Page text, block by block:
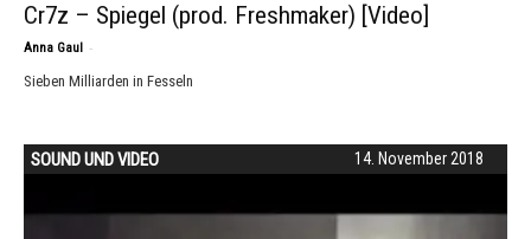
Cr7z – Spiegel (prod. Freshmaker) [Video]
Anna Gaul -
Sieben Milliarden in Fesseln
14. November 2018
SOUND UND VIDEO